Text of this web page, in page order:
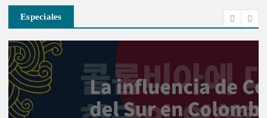
Especiales